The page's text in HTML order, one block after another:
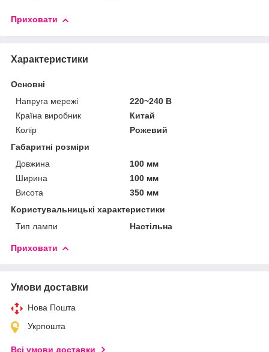
Приховати
Характеристики
Основні
Напруга мережі
220~240 В
Країна виробник
Китай
Колір
Рожевий
Габаритні розміри
Довжина
100 мм
Ширина
100 мм
Висота
350 мм
Користувальницькі характеристики
Тип лампи
Настільна
Приховати
Умови доставки
Нова Пошта
Укрпошта
Всі умови доставки